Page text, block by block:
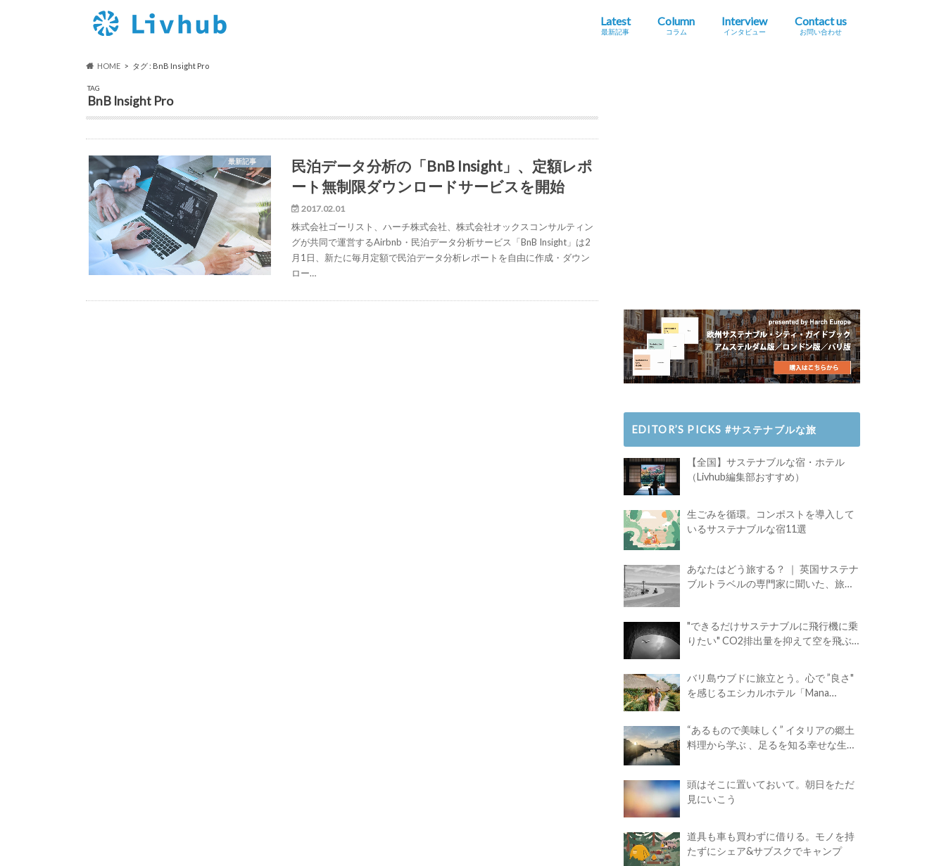
Latest
最新記事
Column
コラム
Interview
インタビュー
Contact us
お問い合わせ
HOME タグ : BnB Insight Pro
TAG
BnB Insight Pro
最新記事
民泊データ分析の「BnB Insight」、定額レポ
ート無制限ダウンロードサービスを開始
2017.02.01
株式会社ゴーリスト、ハーチ株式会社、株式会社オックスコンサルティン
グが共同で運営するAirbnb・民泊データ分析サービス「BnB Insight」は2
月1日、新たに毎月定額で民泊データ分析レポートを自由に作成・ダウン
ロー…
EDITOR’S PICKS #サステナブルな旅
【全国】サステナブルな宿・ホテル
（Livhub編集部おすすめ）
生ごみを循環。コンポストを導入して
いるサステナブルな宿11選
あなたはどう旅する？ ｜ 英国サステナ
ブルトラベルの専門家に聞いた、旅の
"できるだけサステナブルに飛行機に乗
りたい" CO2排出量を抑えて空を飛ぶ
バリ島ウブドに旅立とう。心で ”良さ"
を感じるエシカルホテル「Mana
“あるもので美味しく” イタリアの郷土
料理から学ぶ 、足るを知る幸せな生き
頭はそこに置いておいて。朝日をただ
見にいこう
道具も車も買わずに借りる。モノを持
たずにシェア&サブスクでキャンプ